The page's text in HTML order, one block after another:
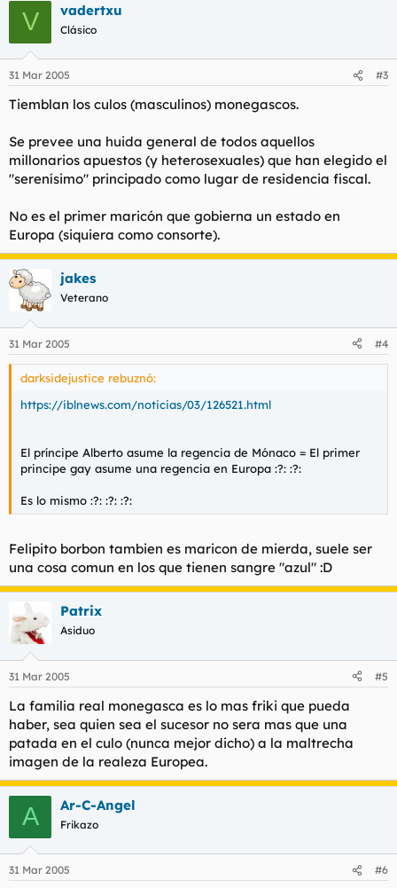
V vadertxu
Clásico
31 Mar 2005 #3
Tiemblan los culos (masculinos) monegascos.
Se prevee una huida general de todos aquellos
millonarios apuestos (y heterosexuales) que han elegido el
"serenísimo" principado como lugar de residencia fiscal.
No es el primer maricón que gobierna un estado en
Europa (siquiera como consorte).
jakes
Veterano
31 Mar 2005 #4
darksidejustice rebuznó:
https://iblnews.com/noticias/03/126521.html
El príncipe Alberto asume la regencia de Mónaco = El primer
principe gay asume una regencia en Europa :?: :?:
Es lo mismo :?: :?: :?:
Felipito borbon tambien es maricon de mierda, suele ser
una cosa comun en los que tienen sangre "azul" :D
Patrix
Asiduo
31 Mar 2005 #5
La familia real monegasca es lo mas friki que pueda
haber, sea quien sea el sucesor no sera mas que una
patada en el culo (nunca mejor dicho) a la maltrecha
imagen de la realeza Europea.
A Ar-C-Angel
Frikazo
31 Mar 2005 #6